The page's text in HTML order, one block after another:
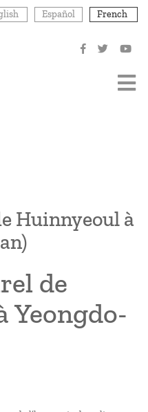
Español French
Huinnyeoul à
de
Yeongdo-